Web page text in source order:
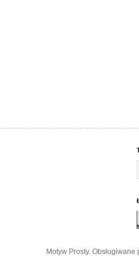
Motyw Prosty. Obsługiwane